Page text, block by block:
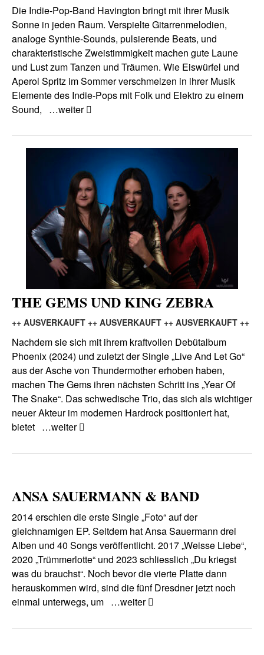
Die Indie-Pop-Band Havington bringt mit ihrer Musik
Sonne in jeden Raum. Verspielte Gitarrenmelodien,
analoge Synthie-Sounds, pulsierende Beats, und
charakteristische Zweistimmigkeit machen gute Laune
und Lust zum Tanzen und Träumen. Wie Eiswürfel und
Aperol Spritz im Sommer verschmelzen in ihrer Musik
Elemente des Indie-Pops mit Folk und Elektro zu einem
Sound, …weiter
THE GEMS UND KING ZEBRA
++ AUSVERKAUFT ++ AUSVERKAUFT ++ AUSVERKAUFT ++
Nachdem sie sich mit ihrem kraftvollen Debütalbum
Phoenix (2024) und zuletzt der Single „Live And Let Go“
aus der Asche von Thundermother erhoben haben,
machen The Gems ihren nächsten Schritt ins „Year Of
The Snake“. Das schwedische Trio, das sich als wichtiger
neuer Akteur im modernen Hardrock positioniert hat,
bietet …weiter
ANSA SAUERMANN & BAND
2014 erschien die erste Single „Foto“ auf der
gleichnamigen EP. Seitdem hat Ansa Sauermann drei
Alben und 40 Songs veröffentlicht. 2017 „Weisse Liebe“,
2020 „Trümmerlotte“ und 2023 schliesslich „Du kriegst
was du brauchst“. Noch bevor die vierte Platte dann
herauskommen wird, sind die fünf Dresdner jetzt noch
einmal unterwegs, um …weiter